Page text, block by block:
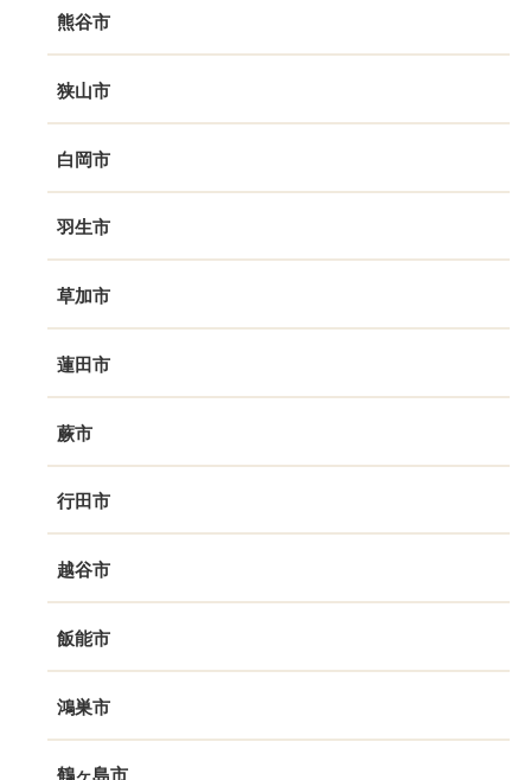
熊谷市
狭山市
白岡市
羽生市
草加市
蓮田市
蕨市
行田市
越谷市
飯能市
鴻巣市
鶴ヶ島市